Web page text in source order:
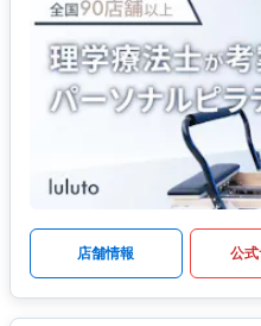
店舗情報 公式